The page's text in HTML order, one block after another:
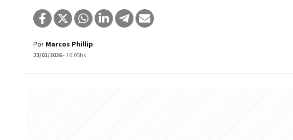
Por Marcos Phillip
23/01/2026- 10:05hs